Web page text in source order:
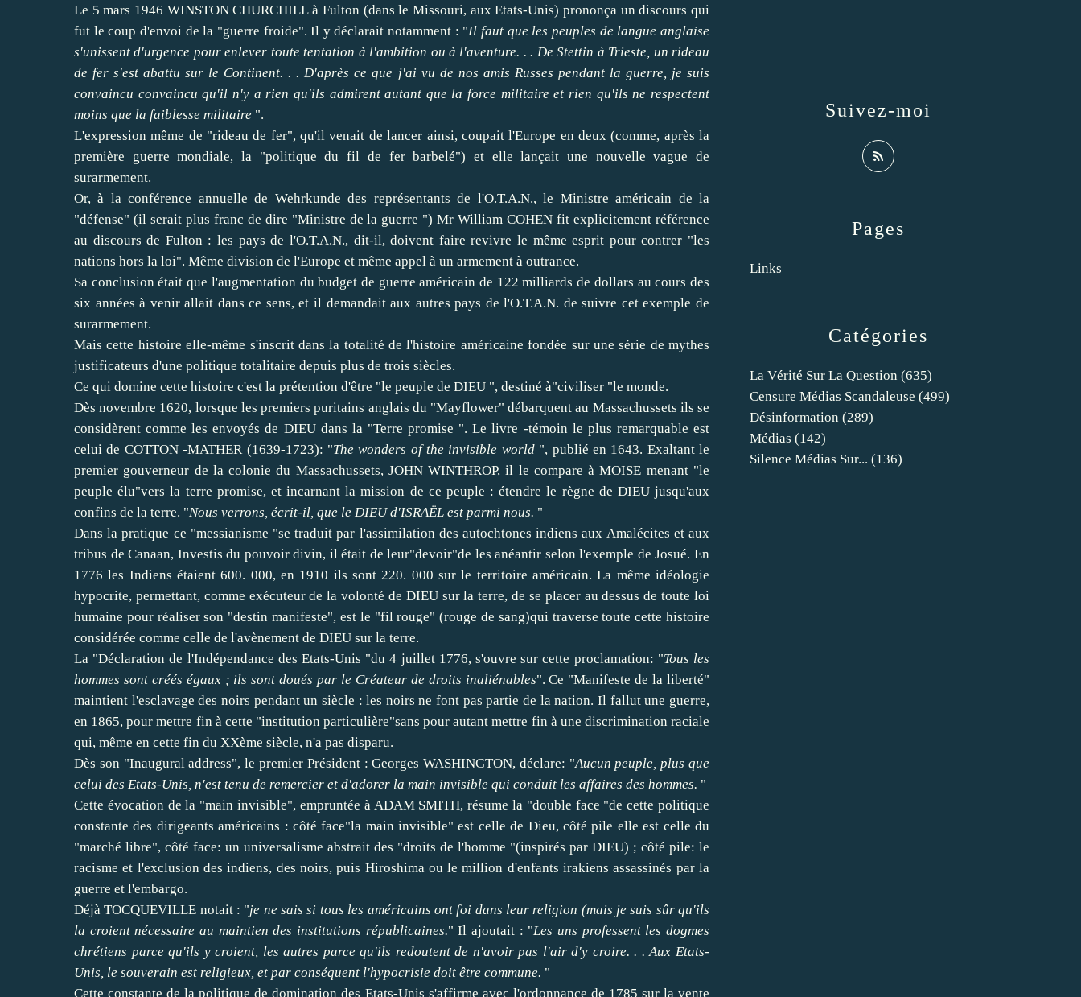
Le 5 mars 1946 WINSTON CHURCHILL à Fulton (dans le Missouri, aux Etats-Unis) prononça un discours qui
fut le coup d'envoi de la "guerre froide". Il y déclarait notamment : "Il faut que les peuples de langue anglaise
s'unissent d'urgence pour enlever toute tentation à l'ambition ou à l'aventure. . . De Stettin à Trieste, un rideau
de fer s'est abattu sur le Continent. . . D'après ce que j'ai vu de nos amis Russes pendant la guerre, je suis
convaincu convaincu qu'il n'y a rien qu'ils admirent autant que la force militaire et rien qu'ils ne respectent
moins que la faiblesse militaire ".
L'expression même de "rideau de fer", qu'il venait de lancer ainsi, coupait l'Europe en deux (comme, après la
première guerre mondiale, la "politique du fil de fer barbelé") et elle lançait une nouvelle vague de
surarmement.
Or, à la conférence annuelle de Wehrkunde des représentants de l'O.T.A.N., le Ministre américain de la
"défense" (il serait plus franc de dire "Ministre de la guerre ") Mr William COHEN fit explicitement référence
au discours de Fulton : les pays de l'O.T.A.N., dit-il, doivent faire revivre le même esprit pour contrer "les
nations hors la loi". Même division de l'Europe et même appel à un armement à outrance.
Sa conclusion était que l'augmentation du budget de guerre américain de 122 milliards de dollars au cours des
six années à venir allait dans ce sens, et il demandait aux autres pays de l'O.T.A.N. de suivre cet exemple de
surarmement.
Mais cette histoire elle-même s'inscrit dans la totalité de l'histoire américaine fondée sur une série de mythes
justificateurs d'une politique totalitaire depuis plus de trois siècles.
Ce qui domine cette histoire c'est la prétention d'être "le peuple de DIEU ", destiné à"civiliser "le monde.
Dès novembre 1620, lorsque les premiers puritains anglais du "Mayflower" débarquent au Massachussets ils se
considèrent comme les envoyés de DIEU dans la "Terre promise ". Le livre -témoin le plus remarquable est
celui de COTTON -MATHER (1639-1723): "The wonders of the invisible world", publié en 1643. Exaltant le
premier gouverneur de la colonie du Massachussets, JOHN WINTHROP, il le compare à MOISE menant "le
peuple élu"vers la terre promise, et incarnant la mission de ce peuple : étendre le règne de DIEU jusqu'aux
confins de la terre. "Nous verrons, écrit-il, que le DIEU d'ISRAËL est parmi nous. "
Dans la pratique ce "messianisme "se traduit par l'assimilation des autochtones indiens aux Amalécites et aux
tribus de Canaan, Investis du pouvoir divin, il était de leur"devoir"de les anéantir selon l'exemple de Josué. En
1776 les Indiens étaient 600. 000, en 1910 ils sont 220. 000 sur le territoire américain. La même idéologie
hypocrite, permettant, comme exécuteur de la volonté de DIEU sur la terre, de se placer au dessus de toute loi
humaine pour réaliser son "destin manifeste", est le "fil rouge" (rouge de sang)qui traverse toute cette histoire
considérée comme celle de l'avènement de DIEU sur la terre.
La "Déclaration de l'Indépendance des Etats-Unis "du 4 juillet 1776, s'ouvre sur cette proclamation: "Tous les
hommes sont créés égaux ; ils sont doués par le Créateur de droits inaliénables". Ce "Manifeste de la liberté"
maintient l'esclavage des noirs pendant un siècle : les noirs ne font pas partie de la nation. Il fallut une guerre,
en 1865, pour mettre fin à cette "institution particulière"sans pour autant mettre fin à une discrimination raciale
qui, même en cette fin du XXème siècle, n'a pas disparu.
Dès son "Inaugural address", le premier Président : Georges WASHINGTON, déclare: "Aucun peuple, plus que
celui des Etats-Unis, n'est tenu de remercier et d'adorer la main invisible qui conduit les affaires des hommes. "
Cette évocation de la "main invisible", empruntée à ADAM SMITH, résume la "double face "de cette politique
constante des dirigeants américains : côté face"la main invisible" est celle de Dieu, côté pile elle est celle du
"marché libre", côté face: un universalisme abstrait des "droits de l'homme "(inspirés par DIEU) ; côté pile: le
racisme et l'exclusion des indiens, des noirs, puis Hiroshima ou le million d'enfants irakiens assassinés par la
guerre et l'embargo.
Déjà TOCQUEVILLE notait : "je ne sais si tous les américains ont foi dans leur religion (mais je suis sûr qu'ils
la croient nécessaire au maintien des institutions républicaines." Il ajoutait : "Les uns professent les dogmes
chrétiens parce qu'ils y croient, les autres parce qu'ils redoutent de n'avoir pas l'air d'y croire. . . Aux Etats-
Unis, le souverain est religieux, et par conséquent l'hypocrisie doit être commune. "
Cette constante de la politique de domination des Etats-Unis s'affirme avec l'ordonnance de 1785 sur la vente
Catégories
La Vérité Sur La Question (635)
Censure Médias Scandaleuse (499)
Désinformation (289)
Médias (142)
Silence Médias Sur... (136)
Pages
Links
Suivez-moi